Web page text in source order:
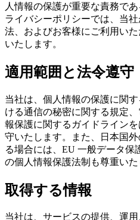
人情報の保護が重要な責務で
ライバシーポリシーでは、当
法、およびお客様にご利用い
いたします。
適用範囲と法令遵守
当社は、個人情報の保護に関
ける通信の秘密に関する規定
報保護に関するガイドライン
守いたします。また、日本国
る場合には、EU 一般データ保
の個人情報保護法制も尊重いた
取得する情報
当社は、サービスの提供、運